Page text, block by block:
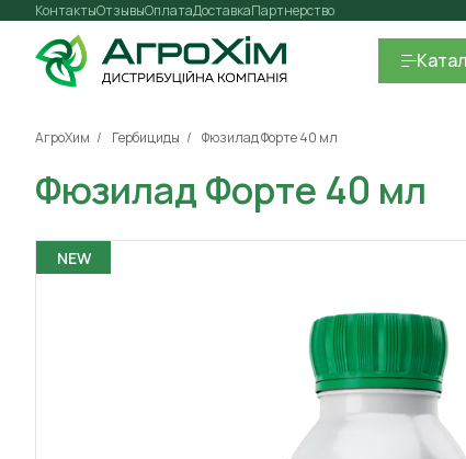
Контакты Оплата
Отзывы ДоставкаПартнерство
АгроХим Гербициды Фюзилад Форте 40 мл
Фюзилад Форте 40 мл
NEW